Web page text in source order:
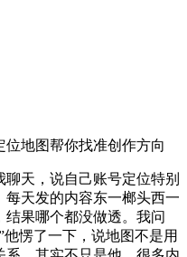
地图帮你找准创作方向
天，说自己账号定位特别
天发的内容东一榔头西一
果哪个都没做透。我问
愣了一下，说地图不是用